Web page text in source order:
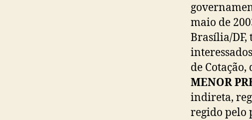
maio de
Brasília/
de
MENOR
indireta,
regido pelo